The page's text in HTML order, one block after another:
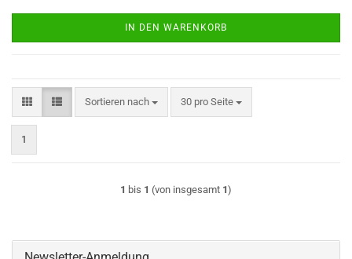
IN DEN WARENKORB
Sortieren nach
Sortieren nach 30 pro Seite
pro Seite
1
1 bis 1 (von insgesamt 1)